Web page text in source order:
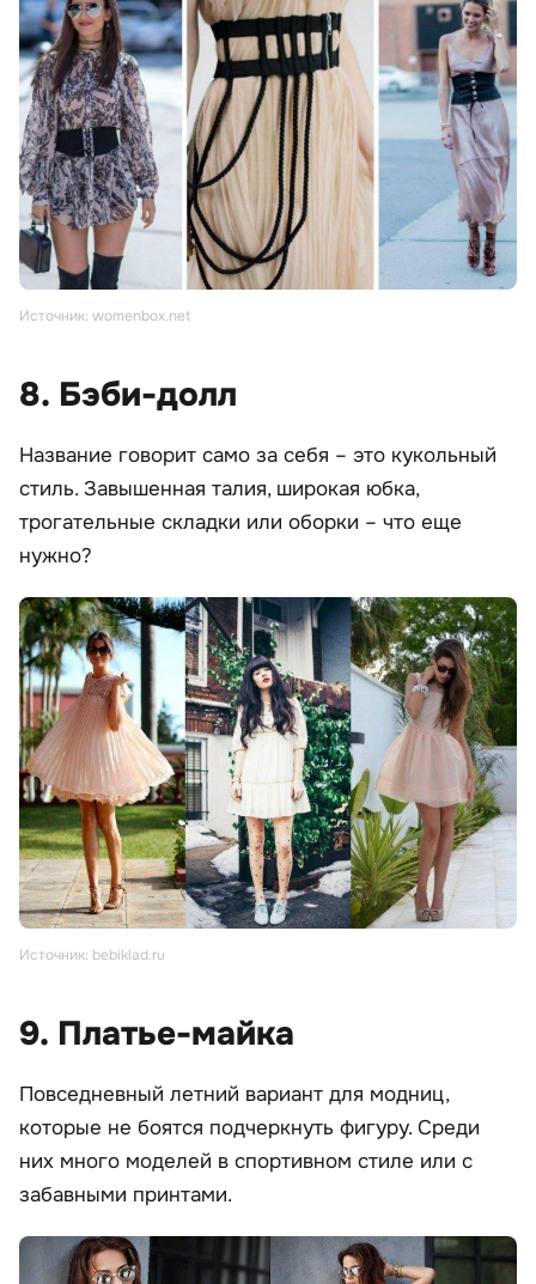
Источник: womenbox.net
8. Бэби-долл
Название говорит само за себя – это кукольный
стиль. Завышенная талия, широкая юбка,
трогательные складки или оборки – что еще
нужно?
Источник: bebiklad.ru
9. Платье-майка
Повседневный летний вариант для модниц,
которые не боятся подчеркнуть фигуру. Среди
них много моделей в спортивном стиле или с
забавными принтами.